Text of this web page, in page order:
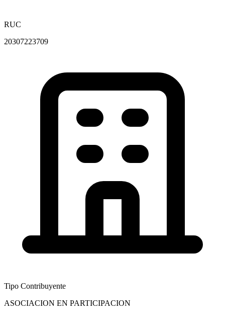
RUC
20307223709
Tipo Contribuyente
ASOCIACION EN PARTICIPACION